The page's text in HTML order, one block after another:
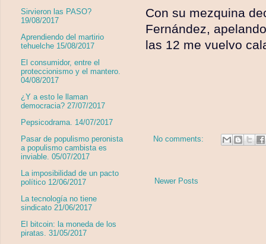
Con su mezquina
Fernández,
las 12 me vuelvo
No comments:
Newer Posts
Sirvieron las PASO?
19/08/2017
Aprendiendo del martirio
tehuelche 15/08/2017
El consumidor, entre el
proteccionismo y el mantero.
04/08/2017
¿Y a esto le llaman
democracia? 27/07/2017
Pepsicodrama. 14/07/2017
Pasar de populismo peronista
a populismo cambista es
inviable. 05/07/2017
La imposibilidad de un pacto
político 12/06/2017
La tecnología no tiene
sindicato 21/06/2017
El bitcoin: la moneda de los
piratas. 31/05/2017